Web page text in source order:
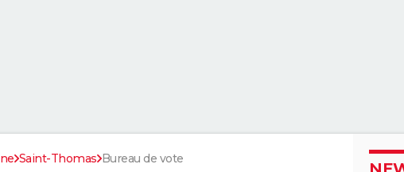
Saint-Thomas Bureau de vote